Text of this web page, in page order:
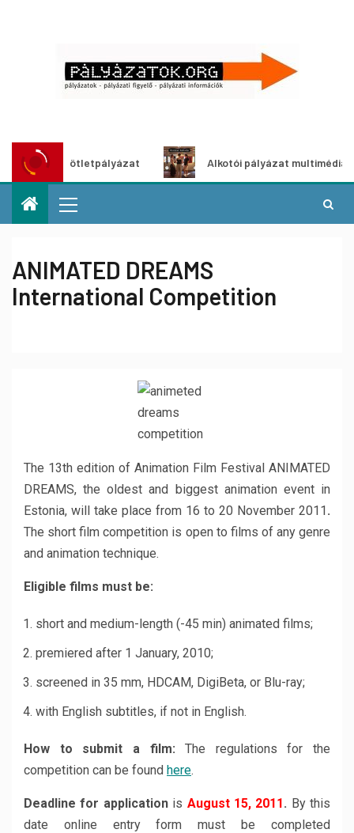
ötletpályázat Alkotói pályázat multimédia-
ANIMATED DREAMS
International Competition
The 13th edition of Animation Film Festival ANIMATED
DREAMS, the oldest and biggest animation event in
Estonia, will take place from 16 to 20 November 2011.
The short film competition is open to films of any genre
and animation technique.
Eligible films must be:
short and medium-length (-45 min) animated films;
premiered after 1 January, 2010;
screened in 35 mm, HDCAM, DigiBeta, or Blu-ray;
with English subtitles, if not in English.
How to submit a film:The regulations for the
competition can be found here.
Deadline for applicationis August 15, 2011. By this
date online entry form must be completed